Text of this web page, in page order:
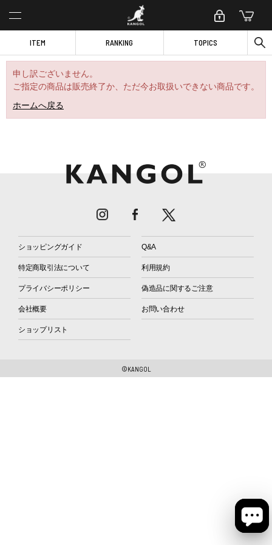
ITEM RANKING TOPICS
申し訳ございません。
ご指定の商品は販売終了か、ただ今お取扱いできない商品です。
ホームへ戻る
ショッピングガイド Q&A
特定商取引法について 利用規約
プライバシーポリシー 偽造品に関するご注意
会社概要 お問い合わせ
ショップリスト
©KANGOL